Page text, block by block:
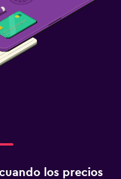
los precios